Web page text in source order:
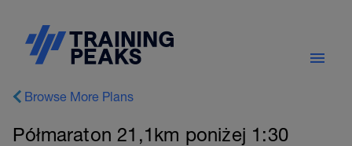
Browse More Plans
Półmaraton 21,1km poniżej 1:30